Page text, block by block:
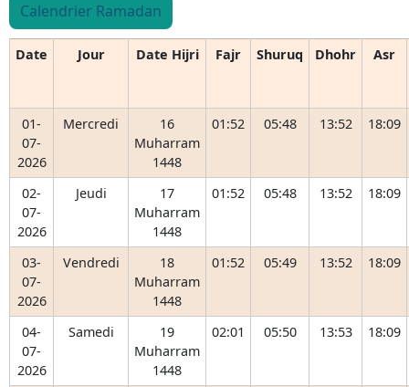
Calendrier Ramadan
Date Jour Date Hijri Fajr Shuruq Dhohr Asr
01-
07-
2026
Mercredi
16
Muharram
1448
01:52 05:48 13:52 18:09
02-
07-
2026
Jeudi
17
Muharram
1448
01:52 05:48 13:52 18:09
03-
07-
2026
Vendredi
18
Muharram
1448
01:52 05:49 13:52 18:09
04-
07-
2026
Samedi
19
Muharram
1448
02:01 05:50 13:53 18:09